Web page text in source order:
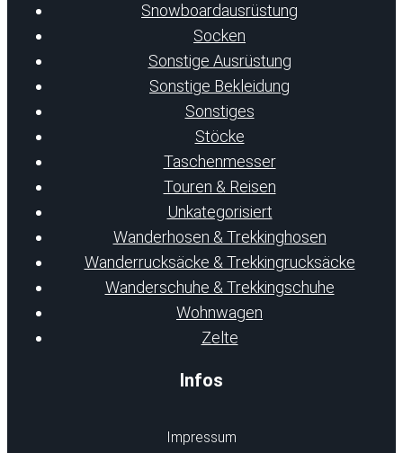
Snowboardausrüstung
Socken
Sonstige Ausrüstung
Sonstige Bekleidung
Sonstiges
Stöcke
Taschenmesser
Touren & Reisen
Unkategorisiert
Wanderhosen & Trekkinghosen
Wanderrucksäcke & Trekkingrucksäcke
Wanderschuhe & Trekkingschuhe
Wohnwagen
Zelte
Infos
Impressum